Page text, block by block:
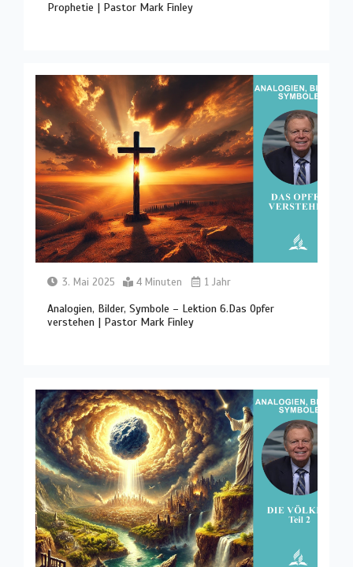
Prophetie | Pastor Mark Finley
3. Mai 2025 4 Minuten 1 Jahr
Analogien, Bilder, Symbole – Lektion 6.Das Opfer
verstehen | Pastor Mark Finley